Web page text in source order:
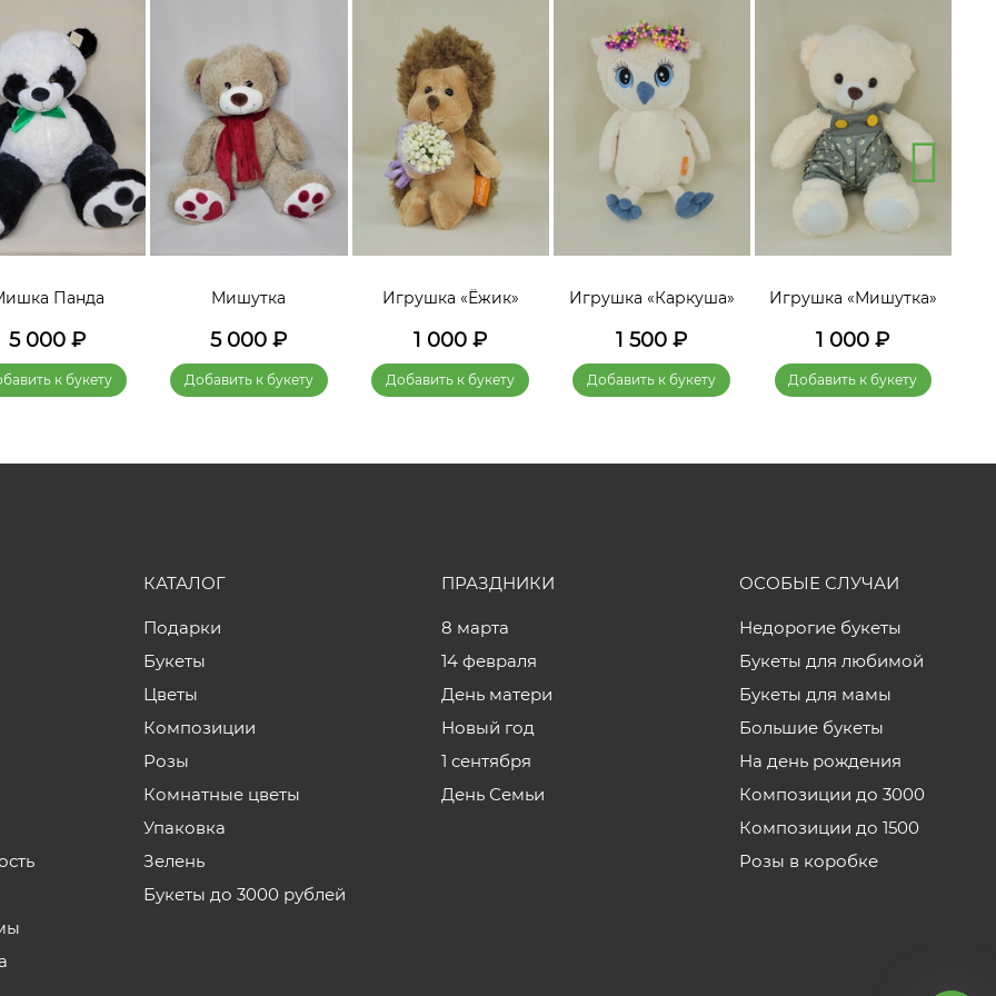
Панда
5 000 ₽
к букету
Мишутка
5 000 ₽
Добавить к букету
Игрушка «Ёжик»
1 000 ₽
Добавить к букету
Игрушка «Каркуша»
1 500 ₽
Добавить к букету
Игрушка «Мишутка»
1 000 ₽
Добавить к букету
КАТАЛОГ
Подарки
Букеты
Цветы
Композиции
Розы
Комнатные цветы
Упаковка
Зелень
Букеты до 3000 рублей
ПРАЗДНИКИ
8 марта
14 февраля
День матери
Новый год
1 сентября
День Семьи
ОСОБЫЕ СЛУЧАИ
Недорогие букеты
Букеты для любимой
Букеты для мамы
Большие букеты
На день рождения
Композиции до 3000
Композиции до 1500
Розы в коробке